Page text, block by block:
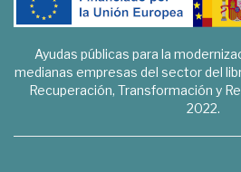
Ayudas públicas para la
medianas empresas del sector del
Recuperación, Transformación y
2022.